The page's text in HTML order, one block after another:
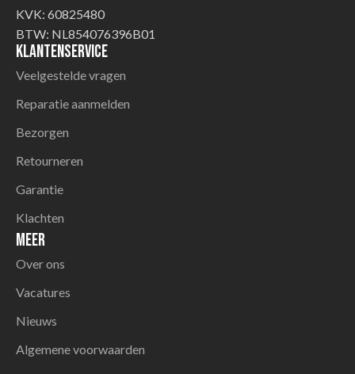
KVK: 60825480
BTW: NL854076396B01
Klantenservice
Veelgestelde vragen
Reparatie aanmelden
Bezorgen
Retourneren
Garantie
Klachten
Meer
Over ons
Vacatures
Nieuws
Algemene voorwaarden